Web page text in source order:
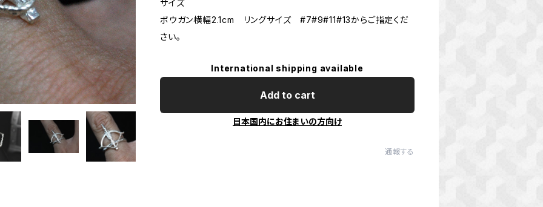
サイズ
ボウガン横幅2.1cm リングサイズ #7#9#11#13からご指定くだ
さい。
International shipping available
Add to cart
日本国内にお住まいの方向け
通報する